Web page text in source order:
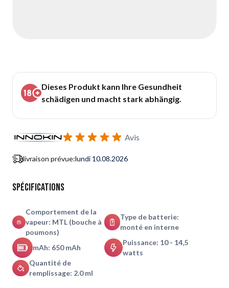
Dieses Produkt kann Ihre Gesundheit
schädigen und macht stark abhängig.
Avis
livraison prévue:lundi 10.08.2026
Spécifications
Comportement de la
vapeur: MTL (bouche à
poumons)
Type de batterie:
monté en interne
mAh: 650 mAh
Puissance: 10 - 14,5
watts
Quantité de
remplissage: 2.0 ml